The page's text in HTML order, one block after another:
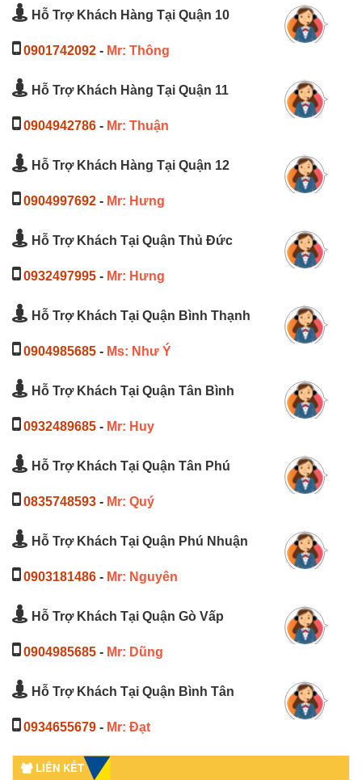
Hỗ Trợ Khách Hàng Tại Quận 10
0901742092 - Mr: Thông
Hỗ Trợ Khách Hàng Tại Quận 11
0904942786 - Mr: Thuận
Hỗ Trợ Khách Hàng Tại Quận 12
0904997692 - Mr: Hưng
Hỗ Trợ Khách Tại Quận Thủ Đức
0932497995 - Mr: Hưng
Hỗ Trợ Khách Tại Quận Bình Thạnh
0904985685 - Ms: Như Ý
Hỗ Trợ Khách Tại Quận Tân Bình
0932489685 - Mr: Huy
Hỗ Trợ Khách Tại Quận Tân Phú
0835748593 - Mr: Quý
Hỗ Trợ Khách Tại Quận Phú Nhuận
0903181486 - Mr: Nguyên
Hỗ Trợ Khách Tại Quận Gò Vấp
0904985685 - Mr: Dũng
Hỗ Trợ Khách Tại Quận Bình Tân
0934655679 - Mr: Đạt
LIÊN KẾT